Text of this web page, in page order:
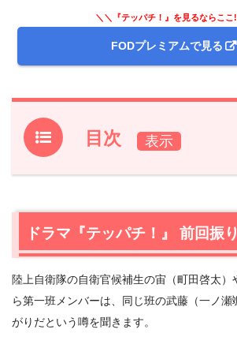
＼＼『テッパチ！』を見るならここ
FODプレミアムで見る
目次
1.ドラマ『テッパチ！』 前回振り返り
2.1射撃予習訓練
2.3 束の間の休日
2.4 引き抜き
2.5 誰にも認めてもらえない
ドラマ『テッパチ！』 前回振
陸上自衛隊の自衛官候補生の宙（町田啓太）
ら第一班メンバーは、同じ班の武藤（一ノ瀬
がりだという噂を聞きます。